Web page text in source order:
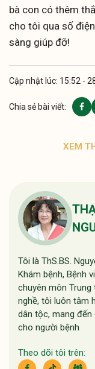
bà con có thêm
cho tôi qua số
sàng giúp đỡ!
Cập nhật lúc: 15:52 -
Chia sẻ bài viết:
XEM
Tôi là ThS.BS.
Khám bệnh, Bệnh
chuyên môn Trung
nghề, tôi luôn tâm
dân tộc, mang đến
cho người bệnh
Theo dõi tôi trên: